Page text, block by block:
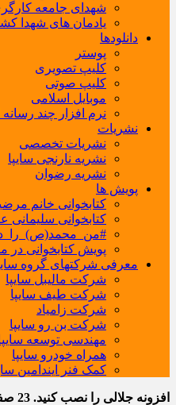
شهدای جامعه
یادمان های شهدا
دانلودها
پوستر
کلیپ تصویری
کلیپ صوتی
موبایل اسلامی
نرم افزار چند
نشریات
نشریات تخصصی
نشریه نارنجی سایپا
نشریه رضوان
پویش ها
کتابخوانی خانم
کتابخوانی سلیمانی
پویش کتابخوانی در
معرفی شرکتهای گروه
شرکت مالیبل سایپا
شرکت طیف سایپا
شرکت زامیاد
شرکت بن رو سایپا
مهندسی توسعه
همراه خودرو سایپا
کمک فنر ایندامین
افزونه جلالی را نصب کنید. 23 صفر 1448